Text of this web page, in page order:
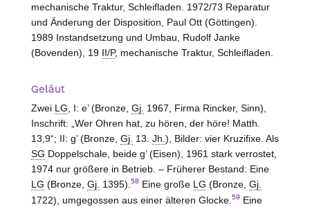
mechanische Traktur, Schleifladen. 1972/73 Reparatur
und Änderung der Disposition, Paul Ott (Göttingen).
1989 Instandsetzung und Umbau, Rudolf Janke
(Bovenden), 19 II/P, mechanische Traktur, Schleifladen.
Geläut
Zwei LG, I: e’ (Bronze, Gj. 1967, Firma Rincker, Sinn),
Inschrift: „Wer Ohren hat, zu hören, der höre! Matth.
13,9“; II: g’ (Bronze, Gj. 13. Jh.), Bilder: vier Kruzifixe. Als
SG Doppelschale, beide g’ (Eisen), 1961 stark verrostet,
1974 nur größere in Betrieb. – Früherer Bestand: Eine
LG (Bronze, Gj. 1395).58 Eine große LG (Bronze, Gj.
1722), umgegossen aus einer älteren Glocke.59 Eine